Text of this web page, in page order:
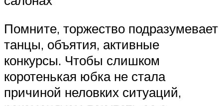
Помните, торжество подразумевает
танцы, объятия, активные
конкурсы. Чтобы слишком
коротенькая юбка не стала
причиной неловких ситуаций,